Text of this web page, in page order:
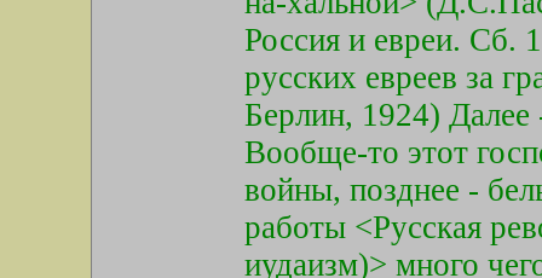
Россия и евреи. Сб.
русских евреев за
Берлин, 1924)
Вообще-то этот
войны, позднее -
работы <Русская
иудаизм)> много